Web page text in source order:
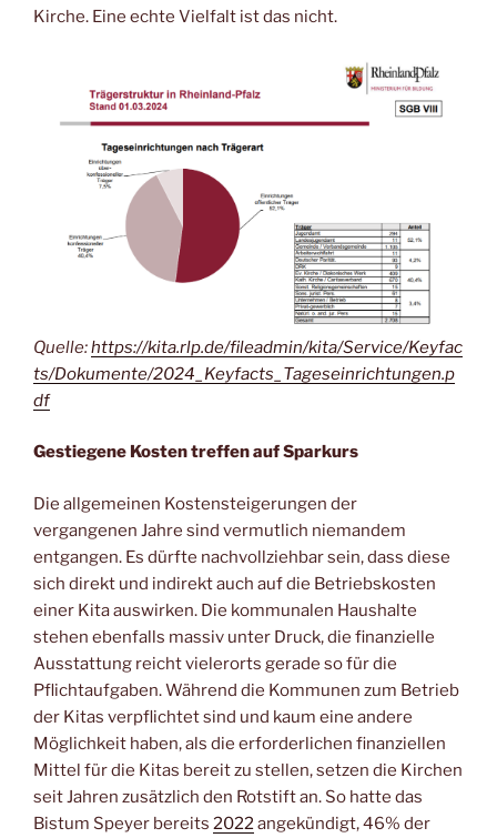
Kirche. Eine echte Vielfalt ist das nicht.
Quelle:https://kita.rlp.de/fileadmin/kita/Service/Keyfac
ts/Dokumente/2024_Keyfacts_Tageseinrichtungen.p
df
Gestiegene Kosten treffen auf Sparkurs
Die allgemeinen Kostensteigerungen der
vergangenen Jahre sind vermutlich niemandem
entgangen. Es dürfte nachvollziehbar sein, dass diese
sich direkt und indirekt auch auf die Betriebskosten
einer Kita auswirken. Die kommunalen Haushalte
stehen ebenfalls massiv unter Druck, die finanzielle
Ausstattung reicht vielerorts gerade so für die
Pflichtaufgaben. Während die Kommunen zum Betrieb
der Kitas verpflichtet sind und kaum eine andere
Möglichkeit haben, als die erforderlichen finanziellen
Mittel für die Kitas bereit zu stellen, setzen die Kirchen
seit Jahren zusätzlich den Rotstift an. So hatte das
Bistum Speyer bereits 2022angekündigt, 46% der